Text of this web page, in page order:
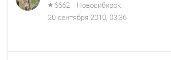
6662
Новосибирск
20 сентября 2010, 03:36